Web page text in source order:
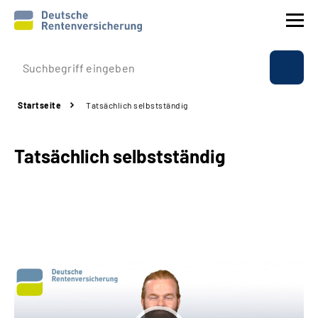
Prävention
Rente
Über uns & Presse
Startseite Tatsächlich selbstständig
Tatsächlich selbstständig